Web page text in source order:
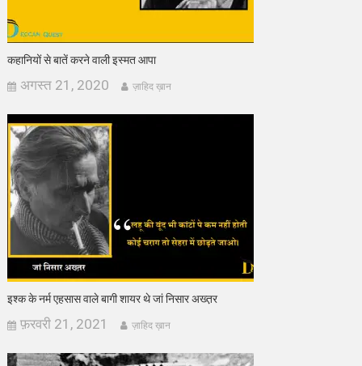
कहानियों से बातें करने वाली इस्मत आपा
अगस्त 21, 2020 ज़ाहिद ख़ान
इश्क के नर्म एहसास वाले बागी शायर थे जां निसार अख्त़र
फ़रवरी 21, 2021 ज़ाहिद ख़ान